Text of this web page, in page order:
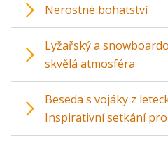
Nerostné bohatství
Lyžařský a
skvělá atmosféra
Beseda s vojáky z
Inspirativní setkání